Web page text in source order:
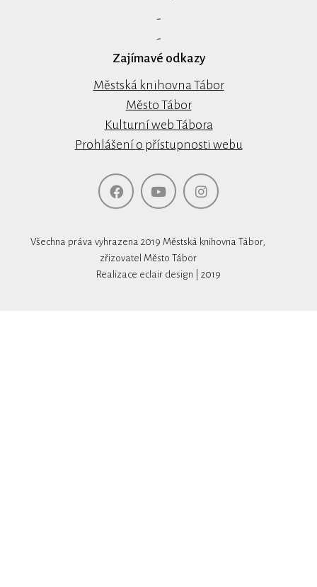
-
-
Zajímavé odkazy
Městská knihovna Tábor
Město Tábor
Kulturní web Tábora
Prohlášení o přístupnosti webu
Všechna práva vyhrazena 2019 Městská knihovna Tábor,
zřizovatel Město Tábor
Realizace eclair design | 2019